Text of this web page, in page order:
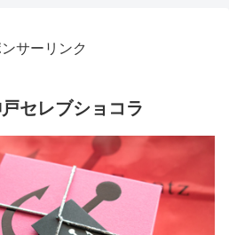
サーリンク
セレブショコラ